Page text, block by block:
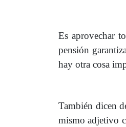
Es aprovechar
pensión
hay otra cosa
También dicen
mismo adjetivo